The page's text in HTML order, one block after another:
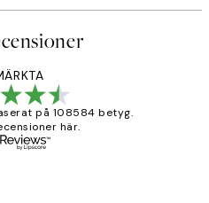
på 108584 betyg.
här.